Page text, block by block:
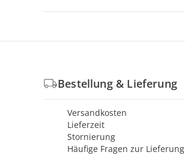
Bestellung & Lieferung
Versandkosten
Lieferzeit
Stornierung
Häufige Fragen zur Lieferung